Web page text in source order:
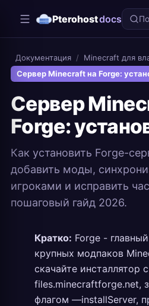
Pterohostdocs
Документация / Minecraft для
Сервер Minecraft на Forge:
Сервер
Forge:
Как установить Forge-
добавить моды,
игроками и исправить
пошаговый гайд 2026.
Кратко: Forge -
крупных модпаков
скачайте инсталлятор с
files.minecraftforge.net,
флагом —installServer,